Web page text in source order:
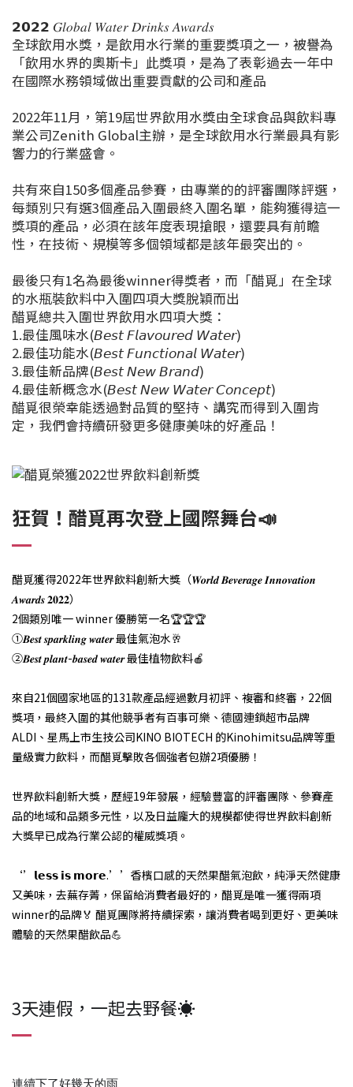
𝟮𝟬𝟮𝟮 𝐺𝑙𝑜𝑏𝑎𝑙 𝑊𝑎𝑡𝑒𝑟 𝐷𝑟𝑖𝑛𝑘𝑠 𝐴𝑤𝑎𝑟𝑑𝑠
全球飲用水獎，是飲用水行業的重要獎項之一，被譽為
「飲用水界的奧斯卡」此獎項，是為了表彰過去一年中
在國際水務領域做出重要貢獻的公司和產品
2022年11月，第19屆世界飲用水獎由全球食品與飲料專
業公司Zenith Global主辦，是全球飲用水行業最具有影
響力的行業盛會。
共有來自150多個產品參賽，由專業的的評審團隊評選，
每類別只有選3個產品入圍最終入圍名單，能夠獲得這一
獎項的產品，必須在該年度表現搶眼，還要具有前瞻
性，在技術、規模等多個領域都是該年最突出的。
最後只有1名為最後winner得獎者，而「醋覓」在全球
的水瓶裝飲料中入圍四項大獎脫穎而出
醋覓總共入圍世界飲用水四項大獎：
1.最佳風味水(𝘉𝘦𝘴𝘵 𝘍𝘭𝘢𝘷𝘰𝘶𝘳𝘦𝘥 𝘞𝘢𝘵𝘦𝘳)
2.最佳功能水(𝘉𝘦𝘴𝘵 𝘍𝘶𝘯𝘤𝘵𝘪𝘰𝘯𝘢𝘭 𝘞𝘢𝘵𝘦𝘳)
3.最佳新品牌(𝘉𝘦𝘴𝘵 𝘕𝘦𝘸 𝘉𝘳𝘢𝘯𝘥)
4.最佳新概念水(𝘉𝘦𝘴𝘵 𝘕𝘦𝘸 𝘞𝘢𝘵𝘦𝘳 𝘊𝘰𝘯𝘤𝘦𝘱𝘵)
醋覓很榮幸能透過對品質的堅持、講究而得到入圍肯
定，我們會持續研發更多健康美味的好產品！
狂賀！醋覓再次登上國際舞台📣
醋覓獲得2022年世界飲料創新大獎（𝑾𝒐𝒓𝒍𝒅 𝑩𝒆𝒗𝒆𝒓𝒂𝒈𝒆 𝑰𝒏𝒏𝒐𝒗𝒂𝒕𝒊𝒐𝒏
𝑨𝒘𝒂𝒓𝒅𝒔 𝟐𝟎𝟐𝟐）
2個類別唯一 winner 優勝第一名🏆🏆🏆
①𝑩𝒆𝒔𝒕 𝒔𝒑𝒂𝒓𝒌𝒍𝒊𝒏𝒈 𝒘𝒂𝒕𝒆𝒓 最佳氣泡水🥂
②𝑩𝒆𝒔𝒕 𝒑𝒍𝒂𝒏𝒕-𝒃𝒂𝒔𝒆𝒅 𝒘𝒂𝒕𝒆𝒓 最佳植物飲料🍎
來自21個國家地區的131款產品經過數月初評、複審和終審，22個
獎項，最終入圍的其他競爭者有百事可樂、德國連鎖超市品牌
ALDI、星馬上市生技公司KINO BIOTECH 的Kinohimitsu品牌等重
量級實力飲料，而醋覓擊敗各個強者包辦2項優勝！
世界飲料創新大獎，歷經19年發展，經驗豐富的評審團隊、參賽產
品的地域和品類多元性，以及日益龐大的規模都使得世界飲料創新
大獎早已成為行業公認的權威獎項。
‘’𝗹𝗲𝘀𝘀 𝗶𝘀 𝗺𝗼𝗿𝗲.’’香檳口感的天然果醋氣泡飲，純淨天然健康
又美味，去蕪存菁，保留給消費者最好的，醋覓是唯一獲得兩項
winner的品牌🏅 醋覓團隊將持續探索，讓消費者喝到更好、更美味
體驗的天然果醋飲品💪
3天連假，一起去野餐☀
連續下了好幾天的雨